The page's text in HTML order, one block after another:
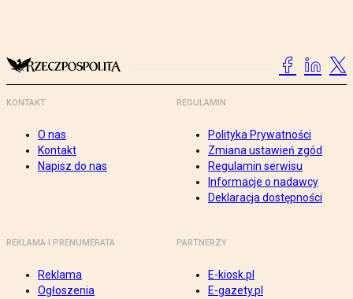
KONTAKT
O nas
Kontakt
Napisz do nas
REGULAMIN
Polityka Prywatności
Zmiana ustawień zgód
Regulamin serwisu
Informacje o nadawcy
Deklaracja dostępności
REKLAMA I PRENUMERATA
Reklama
Ogłoszenia
PARTNERZY
E-kiosk.pl
E-gazety.pl